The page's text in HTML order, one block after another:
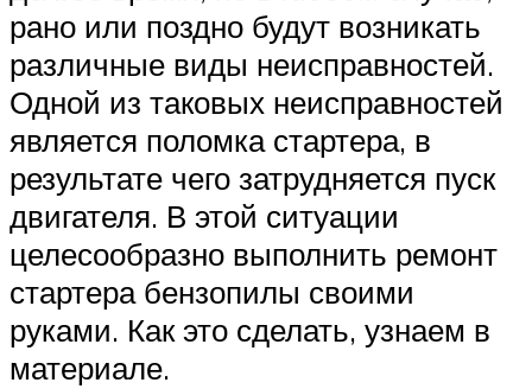
рано или поздно будут возникать
различные виды неисправностей.
Одной из таковых неисправностей
является поломка стартера, в
результате чего затрудняется пуск
двигателя. В этой ситуации
целесообразно выполнить ремонт
стартера бензопилы своими
руками. Как это сделать, узнаем в
материале.